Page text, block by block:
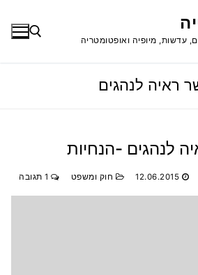
עדשות, מיופיה ואופטומטריה
ראיה לנהגים
לנהגים -הנחיות
12.06.2015 חוק ומשפט